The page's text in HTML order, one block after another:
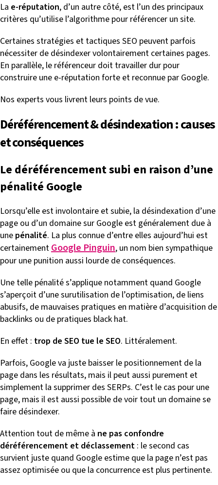
La e-réputation, d’un autre côté, est l’un des principaux
critères qu’utilise l’algorithme pour référencer un site.
Certaines stratégies et tactiques SEO peuvent parfois
nécessiter de désindexer volontairement certaines pages.
En parallèle, le référenceur doit travailler dur pour
construire une e-réputation forte et reconnue par Google.
Nos experts vous livrent leurs points de vue.
Déréférencement & désindexation : causes
et conséquences
Le déréférencement subi en raison d’une
pénalité Google
Lorsqu’elle est involontaire et subie, la désindexation d’une
page ou d’un domaine sur Google est généralement due à
une pénalité. La plus connue d’entre elles aujourd’hui est
certainementGoogle Pinguin, un nom bien sympathique
pour une punition aussi lourde de conséquences.
Une telle pénalité s’applique notamment quand Google
s’aperçoit d’une surutilisation de l’optimisation, de liens
abusifs, de mauvaises pratiques en matière d’acquisition de
backlinks ou de pratiques black hat.
En effet : trop de SEO tue le SEO. Littéralement.
Parfois, Google va juste baisser le positionnement de la
page dans les résultats, mais il peut aussi purement et
simplement la supprimer des SERPs. C’est le cas pour une
page, mais il est aussi possible de voir tout un domaine se
faire désindexer.
Attention tout de même à ne pas confondre
déréférencement et déclassement : le second cas
survient juste quand Google estime que la page n’est pas
assez optimisée ou que la concurrence est plus pertinente.